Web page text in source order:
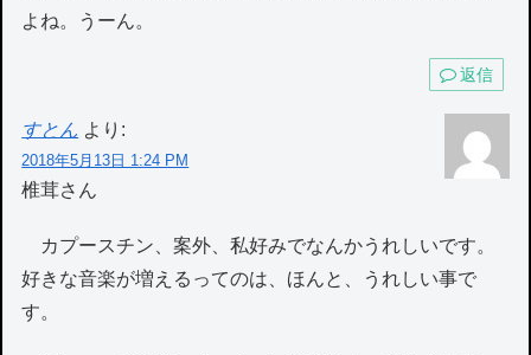
よね。うーん。
返信
すとん より:
2018年5月13日 1:24 PM
椎茸さん
カプースチン、案外、私好みでなんかうれしいです。
好きな音楽が増えるってのは、ほんと、うれしい事で
す。